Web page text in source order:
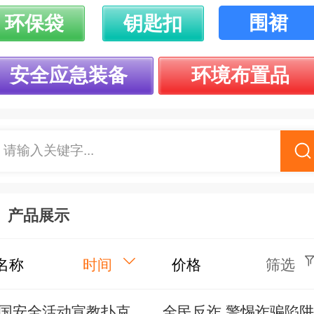
环保袋 钥匙扣 围裙
安全应急装备 环境布置品
请输入关键字...
产品展示
称 时间 价格 筛选